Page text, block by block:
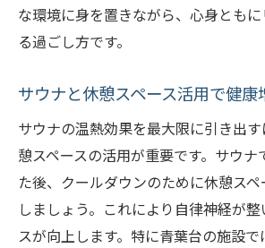
な環境に身を置きながら、心身とも
る過ごし方です。
サウナと休憩スペース活用で健康
サウナの温熱効果を最大限に引き出
憩スペースの活用が重要です。サウナ
た後、クールダウンのために休憩ス
しましょう。これにより自律神経が
スが向上します。特に青葉台の施設